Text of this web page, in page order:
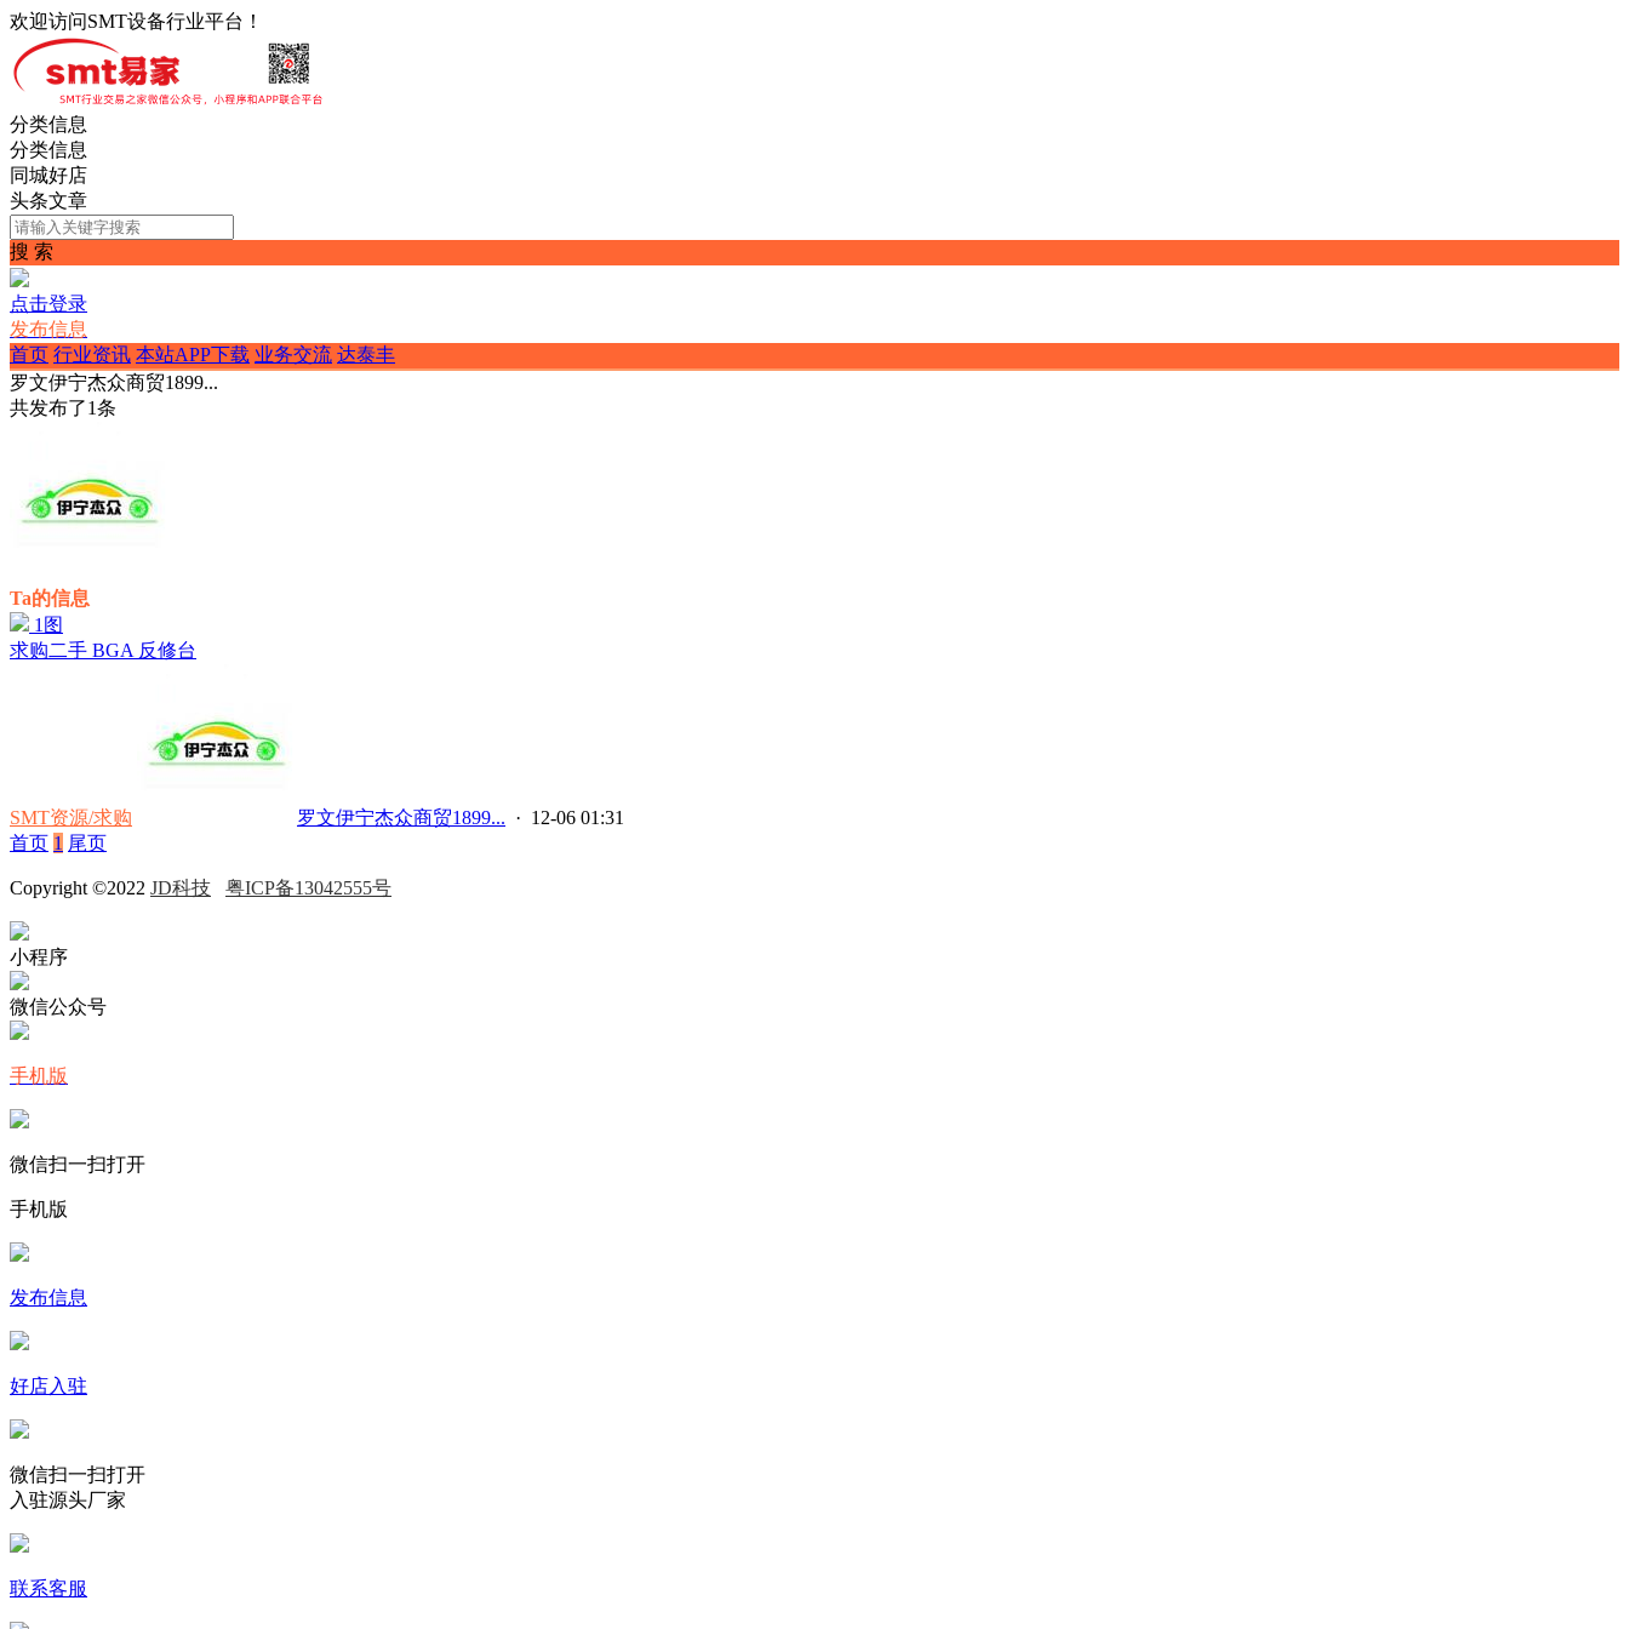
欢迎访问SMT设备行业平台！
分类信息
分类信息
同城好店
头条文章
搜 索
点击登录
发布信息
首页 行业资讯 本站APP下载 业务交流 达泰丰
罗文伊宁杰众商贸1899...
共发布了1条
Ta的信息
1图
求购二手 BGA 反修台
SMT资源/求购 罗文伊宁杰众商贸1899... · 12-06 01:31
首页 1 尾页
Copyright ©2022 JD科技 粤ICP备13042555号
小程序
微信公众号
手机版
微信扫一扫打开
手机版
发布信息
好店入驻
微信扫一扫打开
入驻源头厂家
联系客服